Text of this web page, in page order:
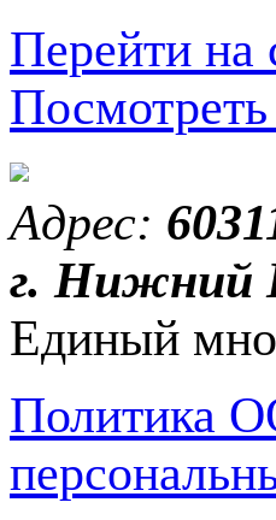
Перейти на
Посмотреть
Адрес:
г. Нижний
Единый
Политика